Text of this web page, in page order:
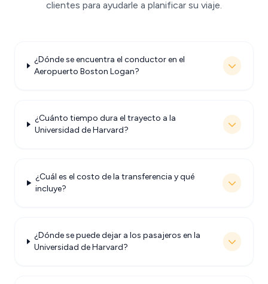
clientes para ayudarle a planificar su viaje.
¿Dónde se encuentra el conductor en el
Aeropuerto Boston Logan?
¿Cuánto tiempo dura el trayecto a la
Universidad de Harvard?
¿Cuál es el costo de la transferencia y qué
incluye?
¿Dónde se puede dejar a los pasajeros en la
Universidad de Harvard?